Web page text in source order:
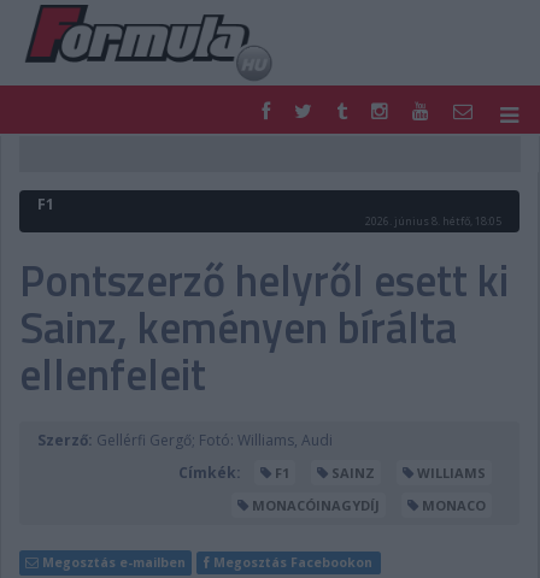
FORMULA
MOTOR
PODCAST
SHOP
LIVE
TIPPJÁTÉK
DIGITÁLIS MAGAZIN
PONTÁLLÁSOK
VERSENYNAPTÁRAK
F1
2026. június 8. hétfő, 18:05
Pontszerző helyről esett ki
Sainz, keményen bírálta
ellenfeleit
Szerző: Gellérfi Gergő; Fotó: Williams, Audi
Címkék:
F1 SAINZ
WILLIAMS
MONACÓINAGYDÍJ
MONACO
Megosztás e-mailben Megosztás Facebookon